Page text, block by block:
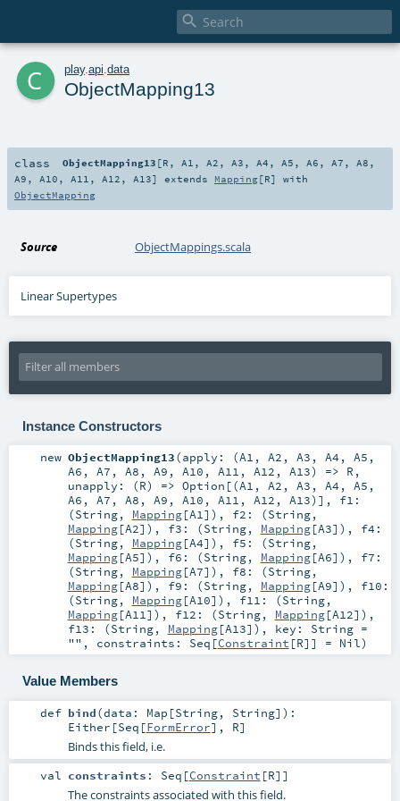

c play. api data
ObjectMapping13
class ObjectMapping13 [R , A1 , A2 , A3 , A4 , A5 , A6 , A7 , A8 ,
A9 , A10 , A11 , A12 , A13] extends Mapping[R] with
ObjectMapping
Source ObjectMappings.scala
Linear Supertypes
Instance Constructors
new ObjectMapping13(apply: (A1 , A2 , A3 , A4 , A5 ,
A6 , A7 , A8 , A9 , A10 , A11 , A12 , A13) => R ,
unapply: (R) => Option [(A1 , A2 , A3 , A4 , A5 ,
A6 , A7 , A8 , A9 , A10 , A11 , A12 , A13)] , f1:
(String, Mapping[A1]) , f2: (String,
Mapping[A2]) , f3: (String, Mapping[A3]) , f4:
(String, Mapping[A4]) , f5: (String,
Mapping[A5]) , f6: (String, Mapping[A6]) , f7:
(String, Mapping[A7]) , f8: (String,
Mapping[A8]) , f9: (String, Mapping[A9]) , f10:
(String, Mapping[A10]) , f11: (String,
Mapping[A11]) , f12: (String, Mapping[A12]) ,
f13: (String, Mapping[A13]) , key: String=
"" , constraints: Seq [Constraint [R]] = Nil)
Value Members
def bind(data: Map [String, String] ) :
Either [Seq [FormError], R]
Binds this field, i.e.
val constraints : Seq [Constraint [R]]
The constraints associated with this field.